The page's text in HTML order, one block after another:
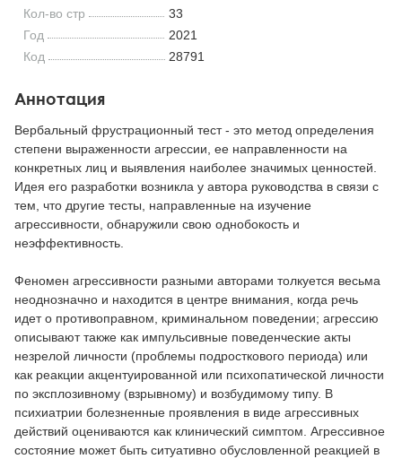
Кол-во стр
33
Год
2021
Код
28791
Аннотация
Вербальный фрустрационный тест - это метод определения
степени выраженности агрессии, ее направленности на
конкретных лиц и выявления наиболее значимых ценностей.
Идея его разработки возникла у автора руководства в связи с
тем, что другие тесты, направленные на изучение
агрессивности, обнаружили свою однобокость и
неэффективность.
Феномен агрессивности разными авторами толкуется весьма
неоднозначно и находится в центре внимания, когда речь
идет о противоправном, криминальном поведении; агрессию
описывают также как импульсивные поведенческие акты
незрелой личности (проблемы подросткового периода) или
как реакции акцентуированной или психопатической личности
по эксплозивному (взрывному) и возбудимому типу. В
психиатрии болезненные проявления в виде агрессивных
действий оцениваются как клинический симптом. Агрессивное
состояние может быть ситуативно обусловленной реакцией в